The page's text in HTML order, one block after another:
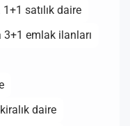
1+1 satılık daire
3+1 emlak ilanları
daire